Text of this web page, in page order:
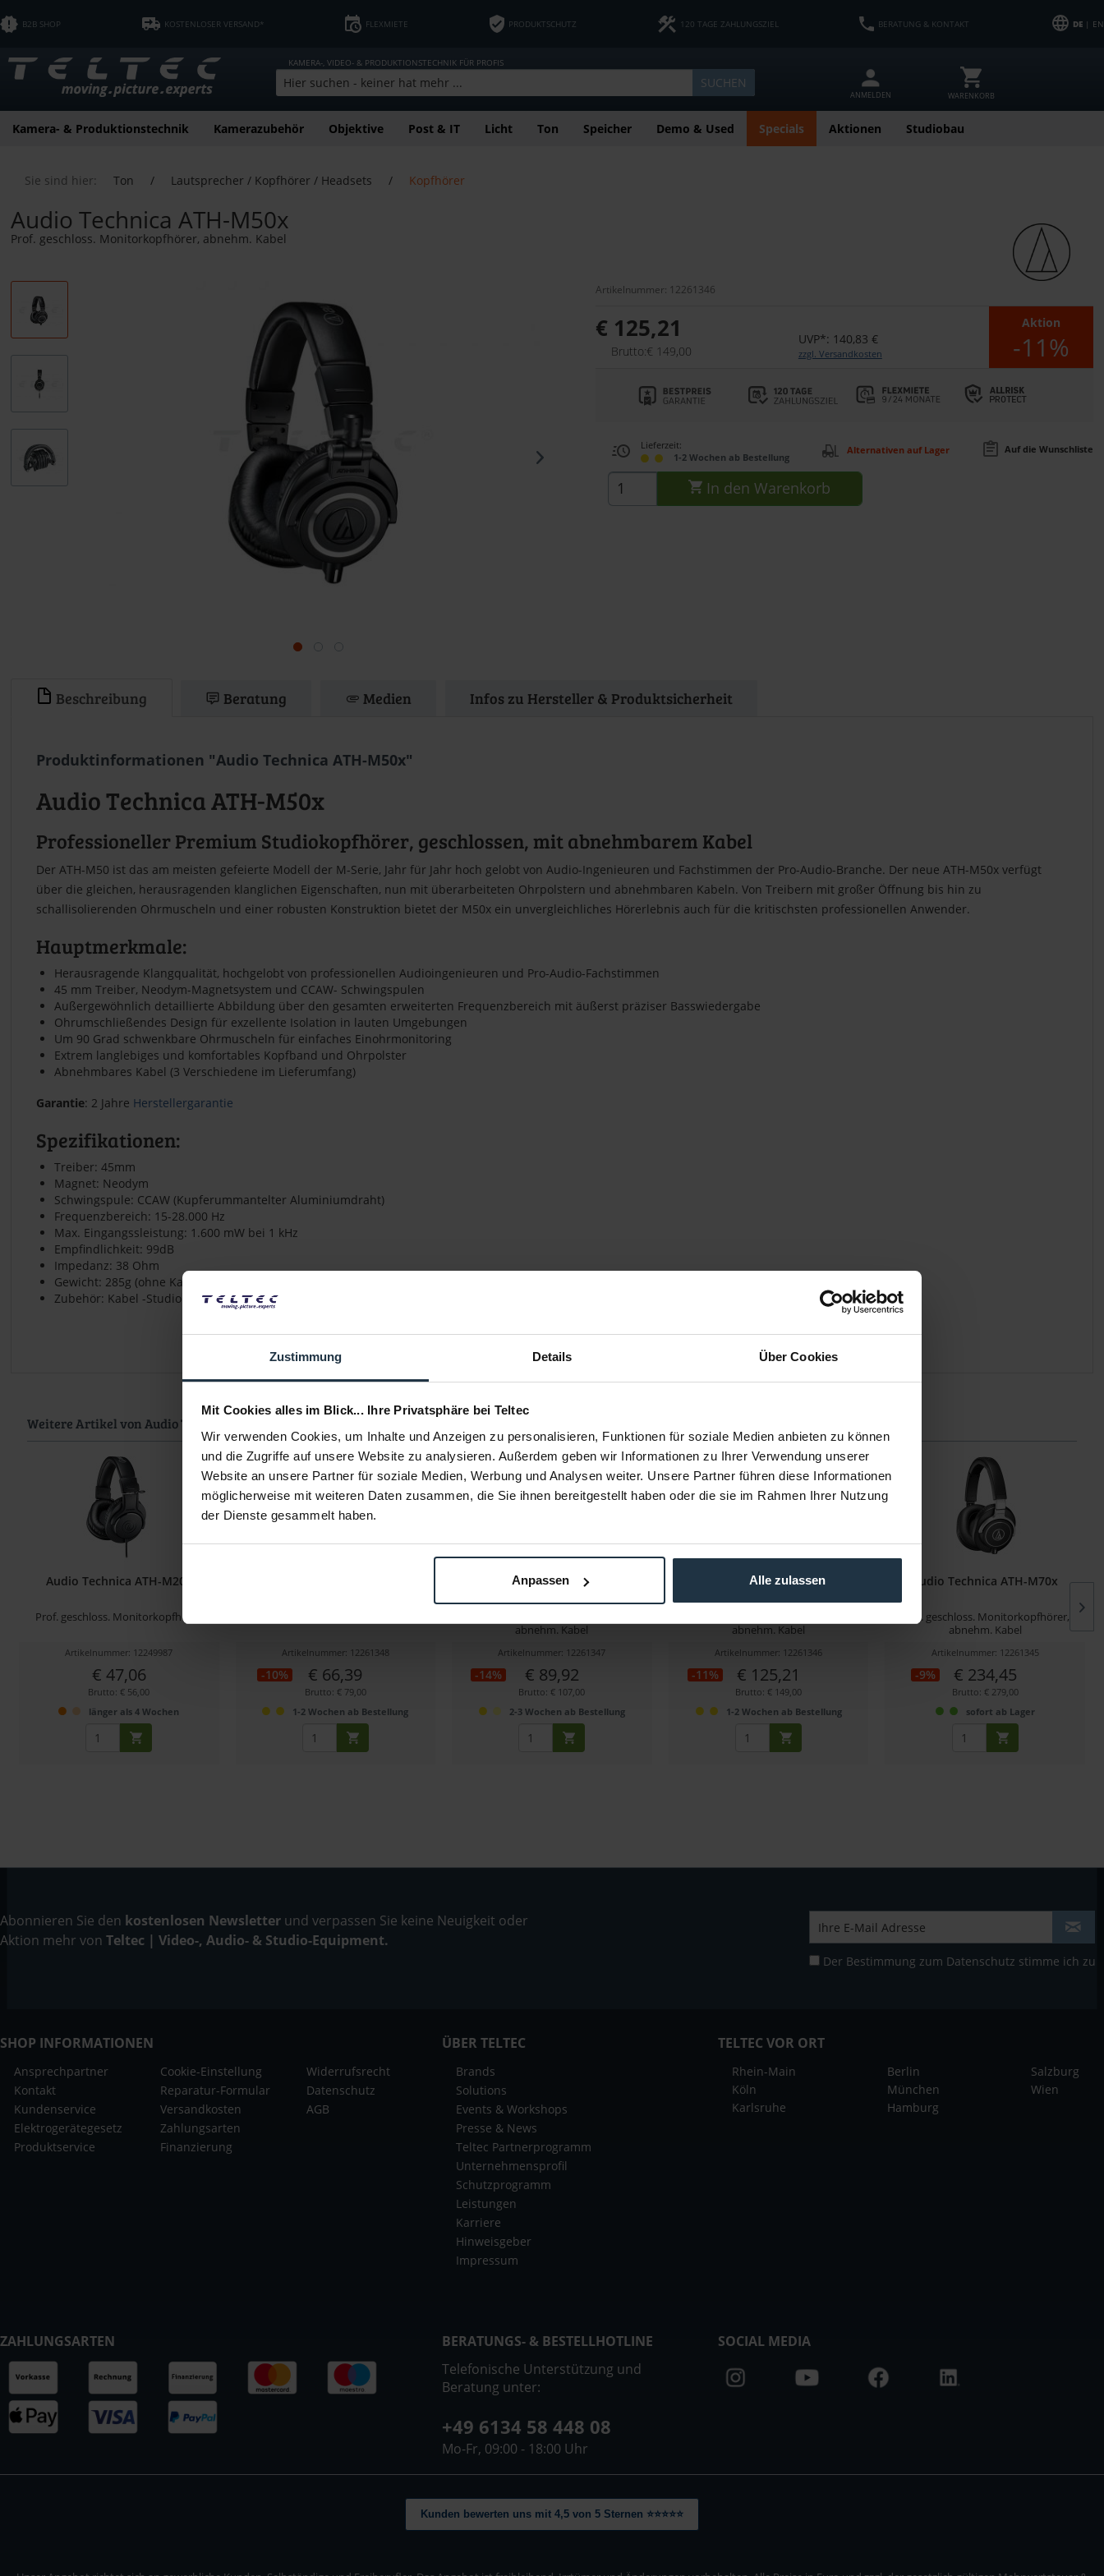
Zustimmung Details Über Cookies
Mit Cookies alles im Blick... Ihre Privatsphäre bei Teltec
Wir verwenden Cookies, um Inhalte und Anzeigen zu personalisieren, Funktionen für soziale Medien anbieten zu können
und die Zugriffe auf unsere Website zu analysieren. Außerdem geben wir Informationen zu Ihrer Verwendung unserer
Website an unsere Partner für soziale Medien, Werbung und Analysen weiter. Unsere Partner führen diese Informationen
möglicherweise mit weiteren Daten zusammen, die Sie ihnen bereitgestellt haben oder die sie im Rahmen Ihrer Nutzung
der Dienste gesammelt haben.
Anpassen Alle zulassen
B2B SHOP KOSTENLOSER VERSAND* FLEXMIETE PRODUKTSCHUTZ 120 TAGE ZAHLUNGSZIEL BERATUNG & KONTAKT DE| EN
KAMERA-, VIDEO- & PRODUKTIONSTECHNIK FÜR PROFIS
SUCHEN
ANMELDEN WARENKORB
Kamera- & Produktionstechnik Kamerazubehör Objektive Post & IT Licht Ton Speicher Demo & Used Specials Aktionen Studiobau
Sie sind hier: Ton / Lautsprecher / Kopfhörer / Headsets / Kopfhörer
Audio Technica ATH-M50x
Prof. geschloss. Monitorkopfhörer, abnehm. Kabel
Artikelnummer: 12261346
€ 125,21
Brutto:€ 149,00
UVP*: 140,83 €
zzgl. Versandkosten
Aktion
-11%
Lieferzeit:
1-2 Wochen ab Bestellung
Alternativen auf Lager Auf die Wunschliste
In den Warenkorb
Beschreibung Beratung Medien Infos zu Hersteller & Produktsicherheit
Produktinformationen "Audio Technica ATH-M50x"
Audio Technica ATH-M50x
Professioneller Premium Studiokopfhörer, geschlossen, mit abnehmbarem Kabel
Der ATH-M50 ist das am meisten gefeierte Modell der M-Serie, Jahr für Jahr hoch gelobt von Audio-Ingenieuren und Fachstimmen der Pro-Audio-Branche. Der neue ATH-M50x verfügt
über die gleichen, herausragenden klanglichen Eigenschaften, nun mit überarbeiteten Ohrpolstern und abnehmbaren Kabeln. Von Treibern mit großer Öffnung bis hin zu
schallisolierenden Ohrmuscheln und einer robusten Konstruktion bietet der M50x ein unvergleichliches Hörerlebnis auch für die kritischsten professionellen Anwender.
Hauptmerkmale:
Herausragende Klangqualität, hochgelobt von professionellen Audioingenieuren und Pro-Audio-Fachstimmen
45 mm Treiber, Neodym-Magnetsystem und CCAW- Schwingspulen
Außergewöhnlich detaillierte Abbildung über den gesamten erweiterten Frequenzbereich mit äußerst präziser Basswiedergabe
Ohrumschließendes Design für exzellente Isolation in lauten Umgebungen
Um 90 Grad schwenkbare Ohrmuscheln für einfaches Einohrmonitoring
Extrem langlebiges und komfortables Kopfband und Ohrpolster
Abnehmbares Kabel (3 Verschiedene im Lieferumfang)
Garantie: 2 Jahre Herstellergarantie
Spezifikationen:
Treiber: 45mm
Magnet: Neodym
Schwingspule: CCAW (Kupferummantelter Aluminiumdraht)
Frequenzbereich: 15-28.000 Hz
Max. Eingangssleistung: 1.600 mW bei 1 kHz
Empfindlichkeit: 99dB
Impedanz: 38 Ohm
Gewicht: 285g (ohne Kabel)
Zubehör: Kabel -Studio: 1,2m - 3,0m Spiralkabel, Studio: 3m Gerades Kabel, Unterwegs: 1,2m Gerades Kabel
Weitere Artikel von Audio Technica ansehen
Audio Technica ATH-M20x
Prof. geschloss. Monitorkopfhörer
Artikelnummer: 12249987
€ 47,06
Brutto: € 56,00
länger als 4 Wochen
Artikelnummer: 12261348
-10% € 66,39
Brutto: € 79,00
1-2 Wochen ab Bestellung
Audio Technica ATH-M40x
abnehm. Kabel
Artikelnummer: 12261347
-14% € 89,92
Brutto: € 107,00
2-3 Wochen ab Bestellung
Audio Technica ATH-M50x
abnehm. Kabel
Artikelnummer: 12261346
-11% € 125,21
Brutto: € 149,00
1-2 Wochen ab Bestellung
Audio Technica ATH-M70x
Prof. geschloss. Monitorkopfhörer,
abnehm. Kabel
Artikelnummer: 12261345
-9% € 234,45
Brutto: € 279,00
sofort ab Lager
Abonnieren Sie den kostenlosen Newsletter und verpassen Sie keine Neuigkeit oder
Aktion mehr von Teltec | Video-, Audio- & Studio-Equipment.
Der Bestimmung zum Datenschutz stimme ich zu
SHOP INFORMATIONEN
Ansprechpartner
Kontakt
Kundenservice
Elektrogerätegesetz
Produktservice
Cookie-Einstellung
Reparatur-Formular
Versandkosten
Zahlungsarten
Finanzierung
Widerrufsrecht
Datenschutz
AGB
ÜBER TELTEC
Brands
Solutions
Events & Workshops
Presse & News
Teltec Partnerprogramm
Unternehmensprofil
Schutzprogramm
Leistungen
Karriere
Hinweisgeber
Impressum
TELTEC VOR ORT
Rhein-Main
Köln
Karlsruhe
Berlin
München
Hamburg
Salzburg
Wien
ZAHLUNGSARTEN
BERATUNGS- & BESTELLHOTLINE
Telefonische Unterstützung und
Beratung unter:
+49 6134 58 448 08
Mo-Fr, 09:00 - 18:00 Uhr
SOCIAL MEDIA
Kunden bewerten uns mit 4,5 von 5 Sternen ⭐⭐⭐⭐⭐